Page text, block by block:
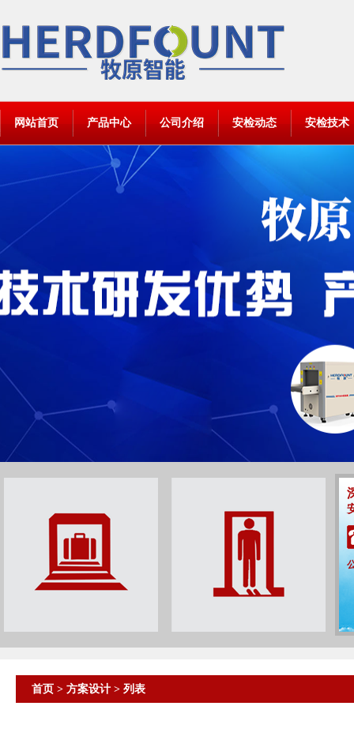
网站首页 产品中心 公司介绍 安检动态 安检技术
首页 > 方案设计 > 列表